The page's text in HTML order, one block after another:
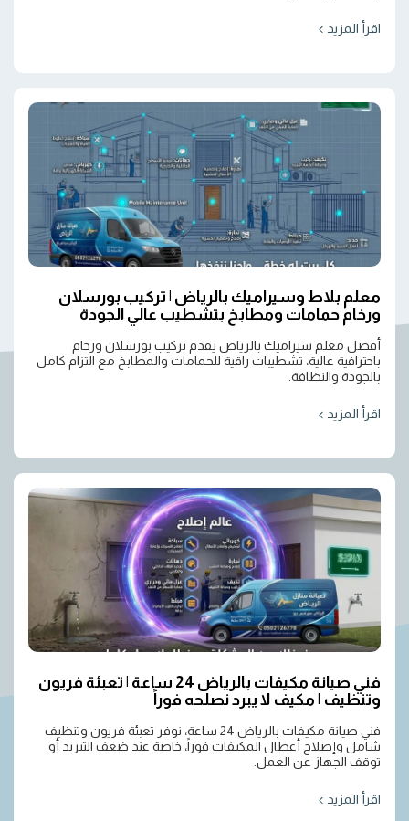
اقرأ المزيد
معلم بلاط وسيراميك بالرياض | تركيب بورسلان
ورخام حمامات ومطابخ بتشطيب عالي الجودة
أفضل معلم سيراميك بالرياض يقدم تركيب بورسلان ورخام
باحترافية عالية، تشطيبات راقية للحمامات والمطابخ مع التزام كامل
بالجودة والنظافة.
اقرأ المزيد
فني صيانة مكيفات بالرياض 24 ساعة | تعبئة فريون
وتنظيف | مكيف لا يبرد نصلحه فوراً
فني صيانة مكيفات بالرياض 24 ساعة، نوفر تعبئة فريون وتنظيف
شامل وإصلاح أعطال المكيفات فوراً، خاصة عند ضعف التبريد أو
توقف الجهاز عن العمل.
اقرأ المزيد